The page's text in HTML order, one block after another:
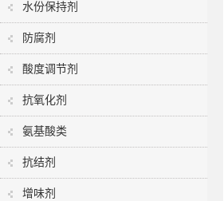
水份保持剂
防腐剂
酸度调节剂
抗氧化剂
氨基酸类
抗结剂
增味剂